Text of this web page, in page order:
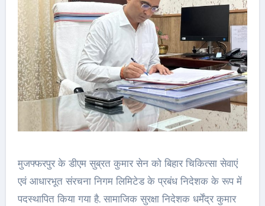
मुजफ्फरपुर के डीएम सुब्रत कुमार सेन को बिहार चिकित्सा सेवाएं
एवं आधारभूत संरचना निगम लिमिटेड के प्रबंध निदेशक के रूप में
पदस्थापित किया गया है. सामाजिक सुरक्षा निदेशक धर्मेंद्र कुमार